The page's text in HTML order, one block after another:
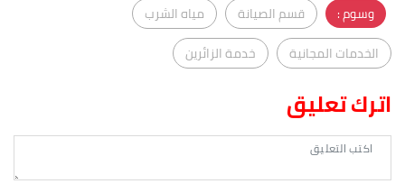
وسوم :
قسم الصيانة
مياه الشرب
الخدمات المجانية
خدمة الزائرين
اترك تعليق